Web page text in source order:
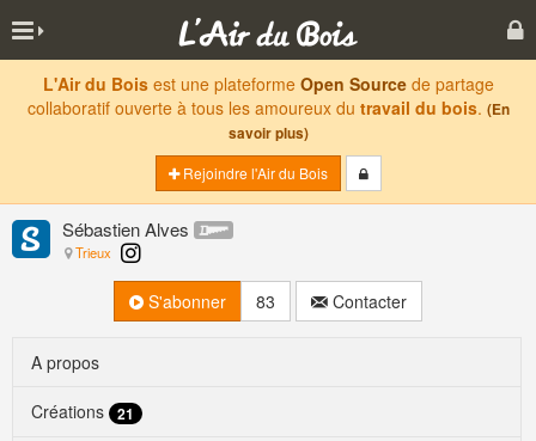
L'Air du Boisest une plateforme Open Sourcede partage
collaboratif ouverte à tous les amoureux du travail du bois. (En
savoir plus)
Rejoindre l'Air du Bois
Sébastien Alves
Trieux
S'abonner 83 Contacter
A propos
Créations 21